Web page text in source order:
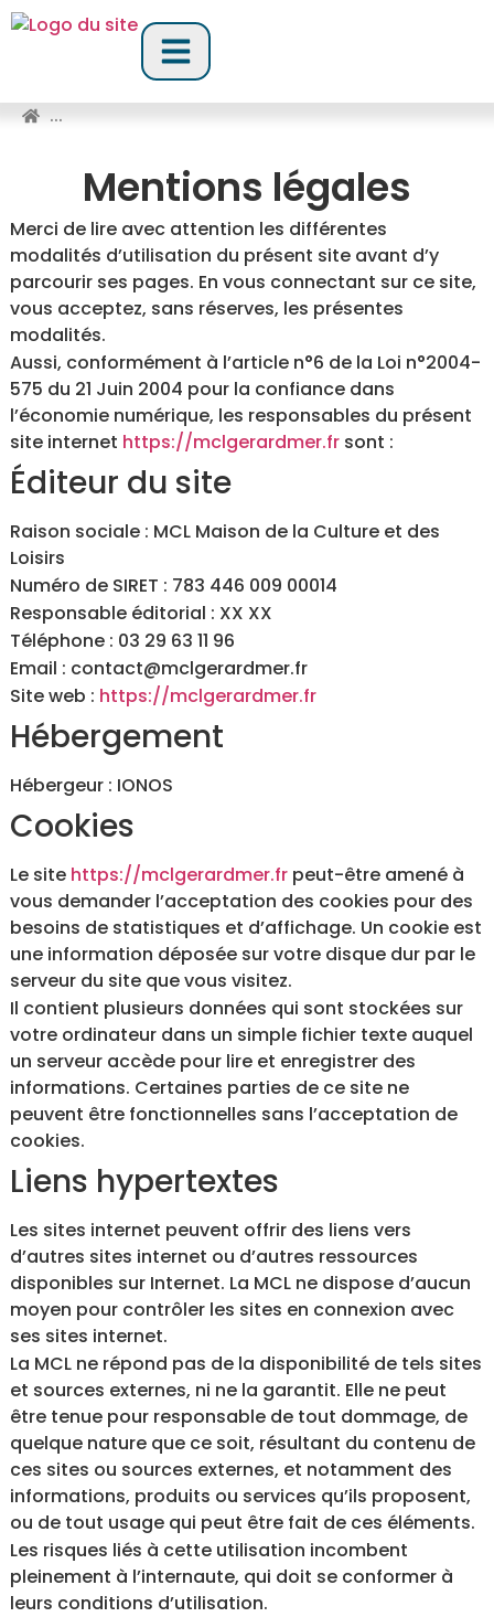
...
Mentions légales
Merci de lire avec attention les différentes
modalités d’utilisation du présent site avant d’y
parcourir ses pages. En vous connectant sur ce site,
vous acceptez, sans réserves, les présentes
modalités.
Aussi, conformément à l’article n°6 de la Loi n°2004-
575 du 21 Juin 2004 pour la confiance dans
l’économie numérique, les responsables du présent
site internet https://mclgerardmer.fr sont :
Éditeur du site
Raison sociale : MCL Maison de la Culture et des
Loisirs
Numéro de SIRET : 783 446 009 00014
Responsable éditorial : XX XX
Téléphone : 03 29 63 11 96
Email : contact@mclgerardmer.fr
Site web : https://mclgerardmer.fr
Hébergement
Hébergeur : IONOS
Cookies
Le site https://mclgerardmer.fr peut-être amené à
vous demander l’acceptation des cookies pour des
besoins de statistiques et d’affichage. Un cookie est
une information déposée sur votre disque dur par le
serveur du site que vous visitez.
Il contient plusieurs données qui sont stockées sur
votre ordinateur dans un simple fichier texte auquel
un serveur accède pour lire et enregistrer des
informations. Certaines parties de ce site ne
peuvent être fonctionnelles sans l’acceptation de
cookies.
Liens hypertextes
Les sites internet peuvent offrir des liens vers
d’autres sites internet ou d’autres ressources
disponibles sur Internet. La MCL ne dispose d’aucun
moyen pour contrôler les sites en connexion avec
ses sites internet.
La MCL ne répond pas de la disponibilité de tels sites
et sources externes, ni ne la garantit. Elle ne peut
être tenue pour responsable de tout dommage, de
quelque nature que ce soit, résultant du contenu de
ces sites ou sources externes, et notamment des
informations, produits ou services qu’ils proposent,
ou de tout usage qui peut être fait de ces éléments.
Les risques liés à cette utilisation incombent
pleinement à l’internaute, qui doit se conformer à
leurs conditions d’utilisation.